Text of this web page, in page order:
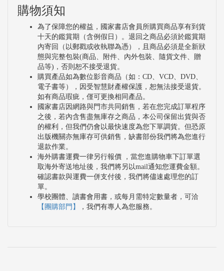
購物須知
為了保障您的權益，國家書店會員所購買商品享有到貨
十天的鑑賞期（含例假日）。退回之商品必須於鑑賞期
內寄回（以郵戳或收執聯為憑），且商品必須是全新狀
態與完整包裝(商品、附件、內外包裝、隨貨文件、贈
品等)，否則恕不接受退貨。
購買產品如為數位影音商品（如：CD、VCD、DVD、
電子書等），因受智慧財產權保護，恕無法接受退貨。
如有商品瑕疵，僅可更換相同產品。
國家書店因網路與門市共同銷售，若在您完成訂單程序
之後，若內含售盡無庫存之商品，本公司保留出貨與否
的權利，但我們仍會以最快速度為您下單調貨。但恐原
出版機關亦無庫存可供銷售，缺書部份我們將為您進行
退款作業。
海外購書運費一律另行報價 ，當您進購物車下訂單選
取海外寄送地址後，我們將另以mail通知您運費金額。
確認書款與運費一併支付後，我們將儘速處理您的訂
單。
學校團體、讀書會用書，或每月需特定數量者，可洽
【團購部門】
，我們有專人為您服務。